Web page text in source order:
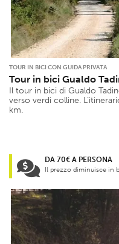
TOUR IN BICI CON GUIDA PRIVATA
Tour in bici Gualdo
Il tour in bici di Gualdo
verso verdi colline.
km.
DA 70€ A PERSONA
Il prezzo diminuisce in